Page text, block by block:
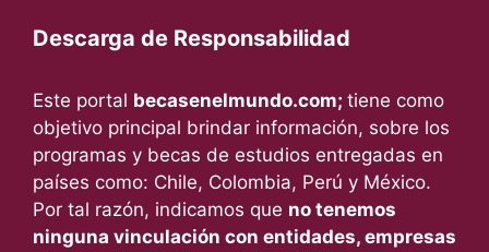
Descarga de Responsabilidad
Este portal becasenelmundo.com; tiene como
objetivo principal brindar información, sobre los
programas y becas de estudios entregadas en
países como: Chile, Colombia, Perú y México.
Por tal razón, indicamos que no tenemos
ninguna vinculación con entidades, empresas